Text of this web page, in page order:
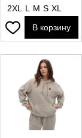
2XL L M S XL
В корзину